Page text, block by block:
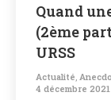
Quand
(2ème
URSS
Actualité
4 décembre 2021